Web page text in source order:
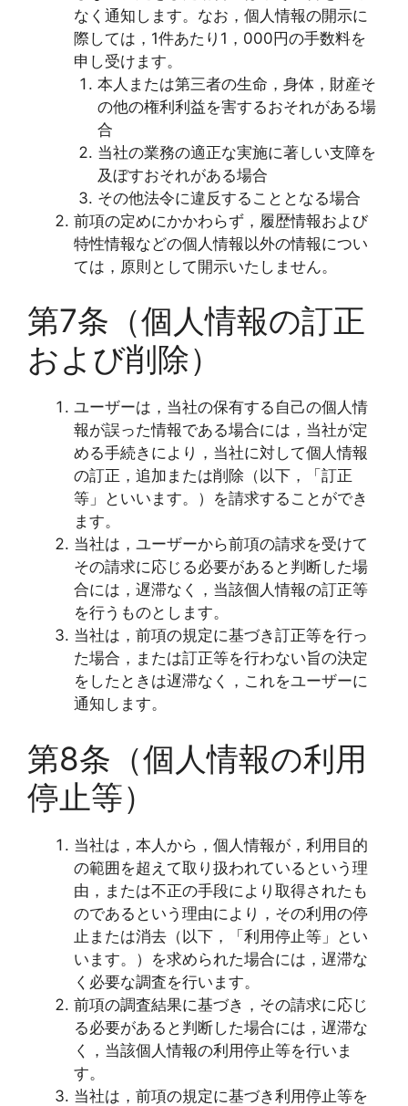
なく通知します。なお，個人情報の開示に
際しては，1件あたり1，000円の手数料を
申し受けます。
本人または第三者の生命，身体，財産そ
の他の権利利益を害するおそれがある場
合
当社の業務の適正な実施に著しい支障を
及ぼすおそれがある場合
その他法令に違反することとなる場合
前項の定めにかかわらず，履歴情報および
特性情報などの個人情報以外の情報につい
ては，原則として開示いたしません。
第7条（個人情報の訂正
および削除）
ユーザーは，当社の保有する自己の個人情
報が誤った情報である場合には，当社が定
める手続きにより，当社に対して個人情報
の訂正，追加または削除（以下，「訂正
等」といいます。）を請求することができ
ます。
当社は，ユーザーから前項の請求を受けて
その請求に応じる必要があると判断した場
合には，遅滞なく，当該個人情報の訂正等
を行うものとします。
当社は，前項の規定に基づき訂正等を行っ
た場合，または訂正等を行わない旨の決定
をしたときは遅滞なく，これをユーザーに
通知します。
第8条（個人情報の利用
停止等）
当社は，本人から，個人情報が，利用目的
の範囲を超えて取り扱われているという理
由，または不正の手段により取得されたも
のであるという理由により，その利用の停
止または消去（以下，「利用停止等」とい
います。）を求められた場合には，遅滞な
く必要な調査を行います。
前項の調査結果に基づき，その請求に応じ
る必要があると判断した場合には，遅滞な
く，当該個人情報の利用停止等を行いま
す。
当社は，前項の規定に基づき利用停止等を